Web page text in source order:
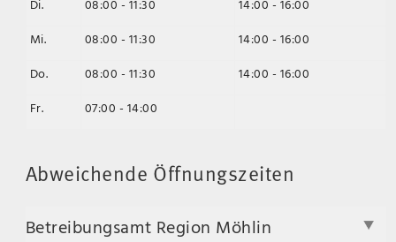
Di.
08:00 - 11:30
14:00 - 16:00
Mi.
08:00 - 11:30
14:00 - 16:00
Do.
08:00 - 11:30
14:00 - 16:00
Fr.
07:00 - 14:00
Abweichende Öffnungszeiten
Betreibungsamt Region Möhlin